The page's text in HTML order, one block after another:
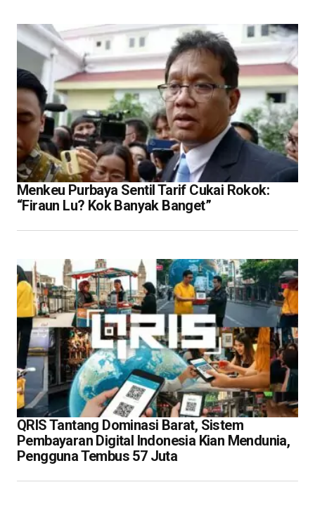
Menkeu Purbaya Sentil Tarif Cukai Rokok:
“Firaun Lu? Kok Banyak Banget”
QRIS Tantang Dominasi Barat, Sistem
Pembayaran Digital Indonesia Kian Mendunia,
Pengguna Tembus 57 Juta